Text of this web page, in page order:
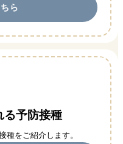
ら
る予防接種
種をご紹介します。